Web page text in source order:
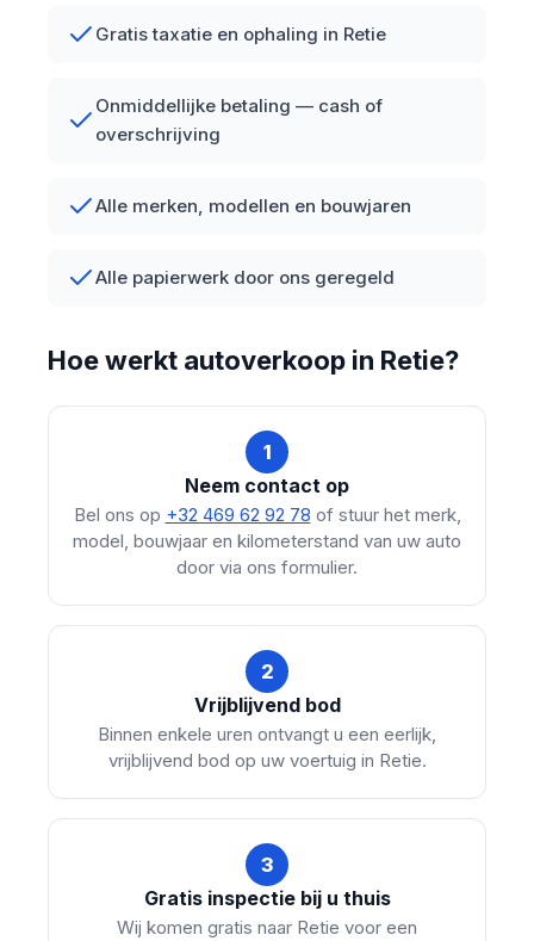
Gratis taxatie en ophaling in Retie
Onmiddellijke betaling — cash of
overschrijving
Alle merken, modellen en bouwjaren
Alle papierwerk door ons geregeld
Hoe werkt autoverkoop in Retie?
1
Neem contact op
Bel ons op +32 469 62 92 78 of stuur het merk,
model, bouwjaar en kilometerstand van uw auto
door via ons formulier.
2
Vrijblijvend bod
Binnen enkele uren ontvangt u een eerlijk,
vrijblijvend bod op uw voertuig in Retie.
3
Gratis inspectie bij u thuis
Wij komen gratis naar Retie voor een